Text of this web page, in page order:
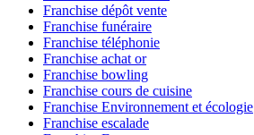
Franchise dépôt vente
Franchise funéraire
Franchise téléphonie
Franchise achat or
Franchise bowling
Franchise cours de cuisine
Franchise Environnement et écologie
Franchise escalade